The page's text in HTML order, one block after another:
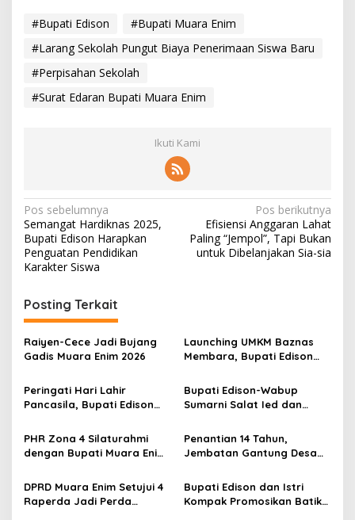
e
h
a
#Bupati Edison
#Bupati Muara Enim
#Larang Sekolah Pungut Biaya Penerimaan Siswa Baru
#Perpisahan Sekolah
#Surat Edaran Bupati Muara Enim
Ikuti Kami
N
a
v
i
g
a
s
i
p
o
s
Pos sebelumnya
Semangat Hardiknas 2025,
Bupati Edison Harapkan
Penguatan Pendidikan
Karakter Siswa
Pos berikutnya
Efisiensi Anggaran Lahat
Paling “Jempol”, Tapi Bukan
untuk Dibelanjakan Sia-sia
Posting Terkait
Raiyen-Cece Jadi Bujang
Gadis Muara Enim 2026
Launching UMKM Baznas
Membara, Bupati Edison
Usaha kepada 200
Mustahik
Peringati Hari Lahir
Pancasila, Bupati Edison
Perkokoh Persatuan dan
Kawal Pembangunan
Bupati Edison-Wabup
Sumarni Salat Ied dan
di Masjid Agung
PHR Zona 4 Silaturahmi
dengan Bupati Muara Enim
Sinergi Dukung Ketahanan
Energi Nasional
Penantian 14 Tahun,
Jembatan Gantung Desa
DPRD Muara Enim Setujui 4
Raperda Jadi Perda
Bupati Edison dan Istri
Kompak Promosikan Batik